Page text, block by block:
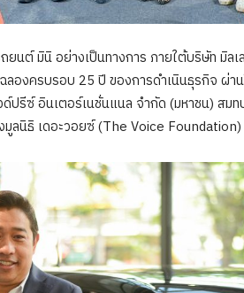
นต์ มินิ อย่างเป็นทางการ ภายใต้บริษัท มิล
ลองครบรอบ 25 ปี ของการดำเนินธุรกิจ ผ่า
ปรีซ์ อินเตอร์เนชั่นแนล จำกัด (มหาชน) สม
ลนิธิ เดอะวอยซ์ (The Voice